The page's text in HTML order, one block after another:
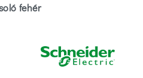
fehér